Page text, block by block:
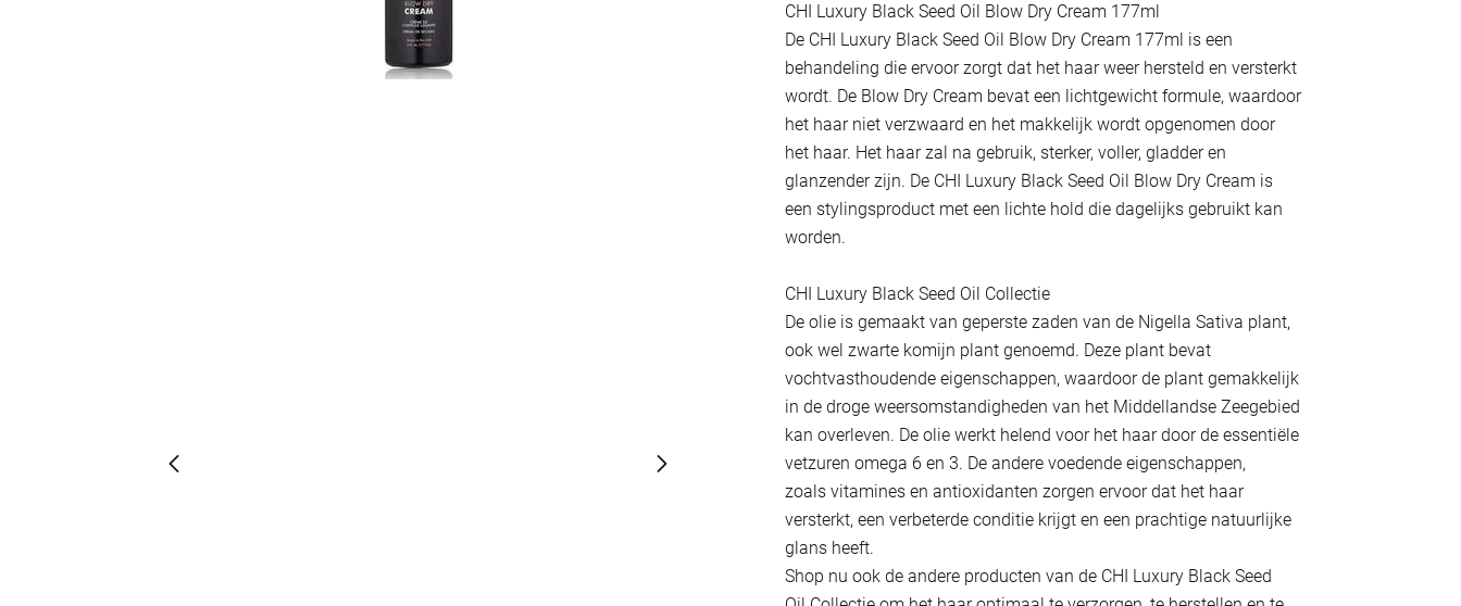
CHI Luxury Black Seed Oil Blow Dry Cream 177ml
De CHI Luxury Black Seed Oil Blow Dry Cream 177ml is een
behandeling die ervoor zorgt dat het haar weer hersteld en versterkt
wordt. De Blow Dry Cream bevat een lichtgewicht formule, waardoor
het haar niet verzwaard en het makkelijk wordt opgenomen door
het haar. Het haar zal na gebruik, sterker, voller, gladder en
glanzender zijn. De CHI Luxury Black Seed Oil Blow Dry Cream is
een stylingsproduct met een lichte hold die dagelijks gebruikt kan
worden.
CHI Luxury Black Seed Oil Collectie
De olie is gemaakt van geperste zaden van de Nigella Sativa plant,
ook wel zwarte komijn plant genoemd. Deze plant bevat
vochtvasthoudende eigenschappen, waardoor de plant gemakkelijk
in de droge weersomstandigheden van het Middellandse Zeegebied
kan overleven. De olie werkt helend voor het haar door de essentiële
vetzuren omega 6 en 3. De andere voedende eigenschappen,
zoals vitamines en antioxidanten zorgen ervoor dat het haar
versterkt, een verbeterde conditie krijgt en een prachtige natuurlijke
glans heeft.
Shop nu ook de andere producten van de CHI Luxury Black Seed